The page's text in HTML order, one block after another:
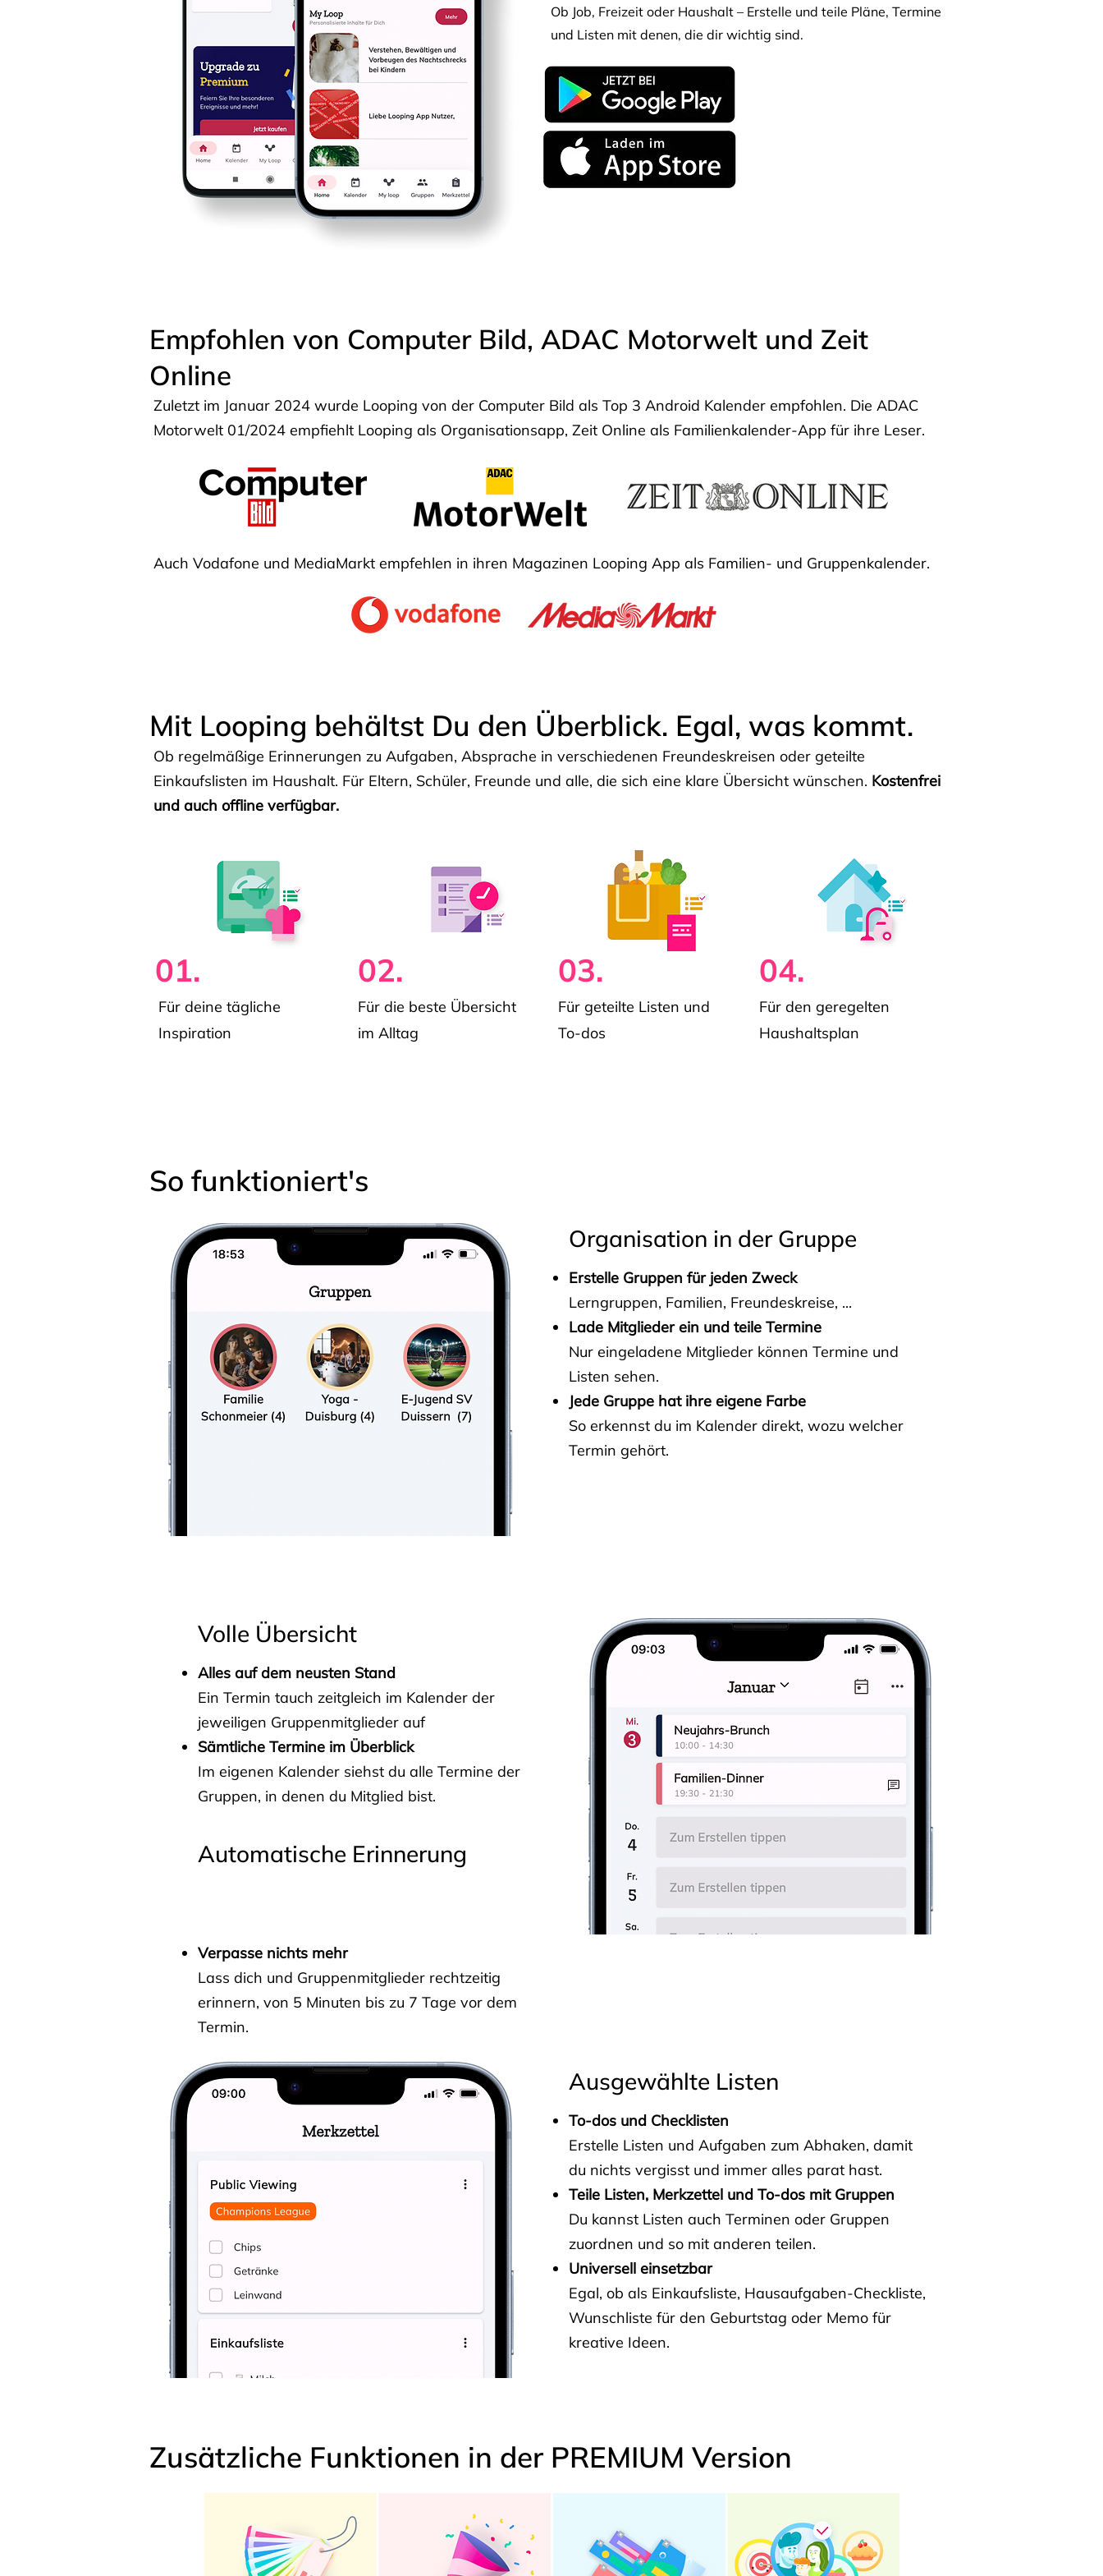
Ob Job, Freizeit oder Haushalt – Erstelle und teile Pläne, Termine
und Listen mit denen, die dir wichtig sind.
Empfohlen von Computer Bild, ADAC Motorwelt und Zeit
Online
Zuletzt im Januar 2024 wurde Looping von der Computer Bild als Top 3 Android Kalender empfohlen. Die ADAC
Motorwelt 01/2024 empfiehlt Looping als Organisationsapp, Zeit Online als Familienkalender-App für ihre Leser.
Auch Vodafone und MediaMarkt empfehlen in ihren Magazinen Looping App als Familien- und Gruppenkalender.
Mit Looping behältst Du den Überblick. Egal, was kommt.
Ob regelmäßige Erinnerungen zu Aufgaben, Absprache in verschiedenen Freundeskreisen oder geteilte
Einkaufslisten im Haushalt. Für Eltern, Schüler, Freunde und alle, die sich eine klare Übersicht wünschen. Kostenfrei
und auch offline verfügbar.
01.
Für deine tägliche
Inspiration
02.
Für die beste Übersicht
im Alltag
03.
Für geteilte Listen und
To-dos
04.
Für den geregelten
Haushaltsplan
So funktioniert's
Organisation in der Gruppe
Erstelle Gruppen für jeden Zweck
Lerngruppen, Familien, Freundeskreise, ...
Lade Mitglieder ein und teile Termine
Nur eingeladene Mitglieder können Termine und
Listen sehen.
Jede Gruppe hat ihre eigene Farbe
So erkennst du im Kalender direkt, wozu welcher
Termin gehört.
Volle Übersicht
Alles auf dem neusten Stand
Ein Termin tauch zeitgleich im Kalender der
jeweiligen Gruppenmitglieder auf
Sämtliche Termine im Überblick
Im eigenen Kalender siehst du alle Termine der
Gruppen, in denen du Mitglied bist.
Automatische Erinnerung
Verpasse nichts mehr
Lass dich und Gruppenmitglieder rechtzeitig
erinnern, von 5 Minuten bis zu 7 Tage vor dem
Termin.
Ausgewählte Listen
To-dos und Checklisten
Erstelle Listen und Aufgaben zum Abhaken, damit
du nichts vergisst und immer alles parat hast.
Teile Listen, Merkzettel und To-dos mit Gruppen
Du kannst Listen auch Terminen oder Gruppen
zuordnen und so mit anderen teilen.
Universell einsetzbar
Egal, ob als Einkaufsliste, Hausaufgaben-Checkliste,
Wunschliste für den Geburtstag oder Memo für
kreative Ideen.
Zusätzliche Funktionen in der PREMIUM Version